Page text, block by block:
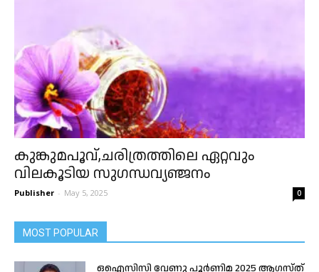
കുങ്കുമപൂവ്,ചരിത്രത്തിലെ ഏറ്റവും
വിലകൂടിയ സുഗന്ധവ്യഞ്ജനം
Publisher - May 5, 2025 0
MOST POPULAR
ഒഐസിസി വേണു പൂർണിമ 2025 ആഗസ്ത്